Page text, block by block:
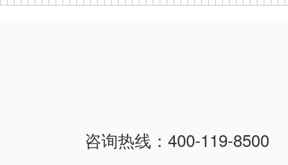
咨询热线：400-119-8500